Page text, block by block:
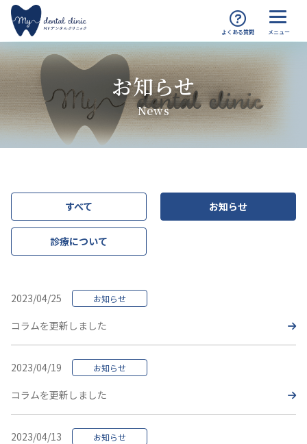
MYデンタルクリニック渋谷 TOP
お知らせ
News
すべて お知らせ
診療について
2023/04/25 お知らせ
コラムを更新しました
2023/04/19 お知らせ
コラムを更新しました
2023/04/13 お知らせ